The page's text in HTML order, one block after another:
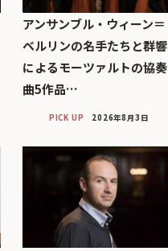
アンサンブル・ウィーン＝
ベルリンの名手たちと群響
によるモーツァルトの協奏
曲5作品…
PICK UP 2026年8月3日